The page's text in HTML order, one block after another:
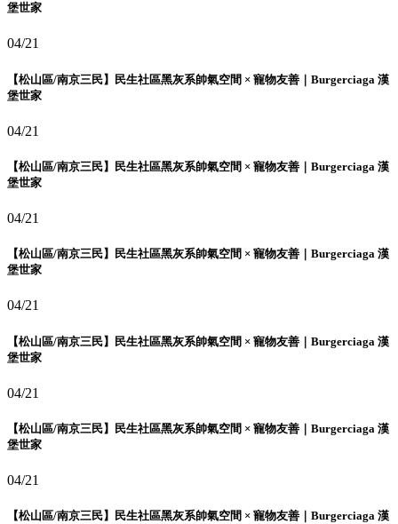
堡世家
04/21
【松山區/南京三民】民生社區黑灰系帥氣空間 × 寵物友善｜Burgerciaga 漢
堡世家
04/21
【松山區/南京三民】民生社區黑灰系帥氣空間 × 寵物友善｜Burgerciaga 漢
堡世家
04/21
【松山區/南京三民】民生社區黑灰系帥氣空間 × 寵物友善｜Burgerciaga 漢
堡世家
04/21
【松山區/南京三民】民生社區黑灰系帥氣空間 × 寵物友善｜Burgerciaga 漢
堡世家
04/21
【松山區/南京三民】民生社區黑灰系帥氣空間 × 寵物友善｜Burgerciaga 漢
堡世家
04/21
【松山區/南京三民】民生社區黑灰系帥氣空間 × 寵物友善｜Burgerciaga 漢